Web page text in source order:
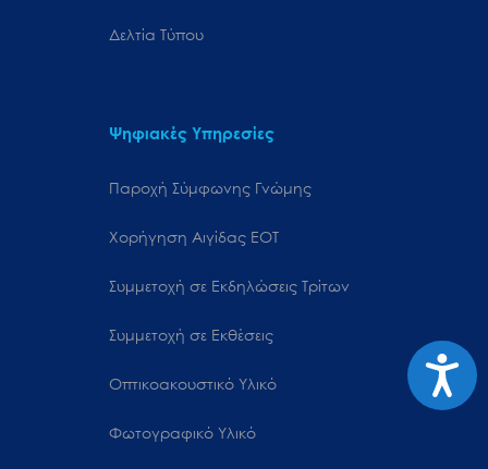
Δελτία Τύπου
Ψηφιακές Υπηρεσίες
Παροχή Σύμφωνης Γνώμης
Χορήγηση Αιγίδας ΕΟΤ
Συμμετοχή σε Εκδηλώσεις Τρίτων
Συμμετοχή σε Εκθέσεις
Οπτικοακουστικό Υλικό
Φωτογραφικό Υλικό